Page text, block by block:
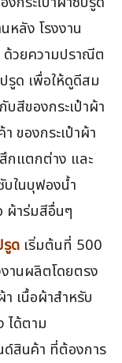
หลัง โรงงาน
ด้วยความปราณีต
รูด เพื่อให้ดูดีสม
สีของกระเป๋าผ้า
ของกระเป๋าผ้า
กแตกต่าง และ
บในบุฟองน้ำ
ผ้าร่มสีอื่นๆ
รูด เริ่มต้นที่ 500
งานผลิตโดยตรง
เนื้อผ้าสำหรับ
ได้ตาม
ด์สินค้า ที่ต้องการ